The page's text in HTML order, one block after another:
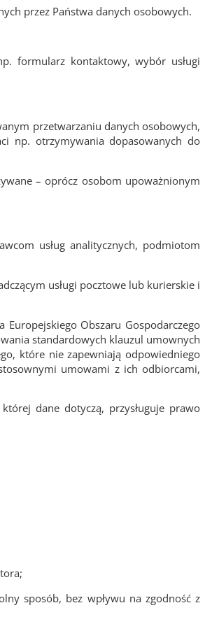
przez Państwa danych osobowych.
formularz kontaktowy, wybór usługi
przetwarzaniu danych osobowych,
np. otrzymywania dopasowanych do
– oprócz osobom upoważnionym
usług analitycznych, podmiotom
usługi pocztowe lub kurierskie i
Obszaru Gospodarczego
standardowych klauzul umownych
które nie zapewniają odpowiedniego
umowami z ich odbiorcami,
dane dotyczą, przysługuje prawo
sposób, bez wpływu na zgodność z